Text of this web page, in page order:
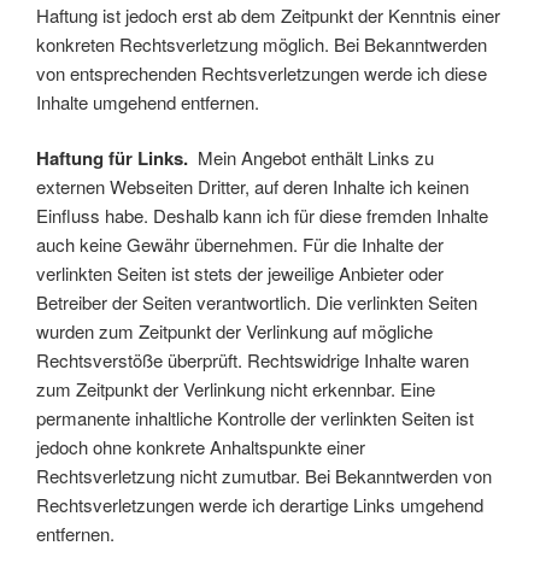
Haftung ist jedoch erst ab dem Zeitpunkt der Kenntnis einer
konkreten Rechtsverletzung möglich. Bei Bekanntwerden
von entsprechenden Rechtsverletzungen werde ich diese
Inhalte umgehend entfernen.
Haftung für Links. Mein Angebot enthält Links zu
externen Webseiten Dritter, auf deren Inhalte ich keinen
Einfluss habe. Deshalb kann ich für diese fremden Inhalte
auch keine Gewähr übernehmen. Für die Inhalte der
verlinkten Seiten ist stets der jeweilige Anbieter oder
Betreiber der Seiten verantwortlich. Die verlinkten Seiten
wurden zum Zeitpunkt der Verlinkung auf mögliche
Rechtsverstöße überprüft. Rechtswidrige Inhalte waren
zum Zeitpunkt der Verlinkung nicht erkennbar. Eine
permanente inhaltliche Kontrolle der verlinkten Seiten ist
jedoch ohne konkrete Anhaltspunkte einer
Rechtsverletzung nicht zumutbar. Bei Bekanntwerden von
Rechtsverletzungen werde ich derartige Links umgehend
entfernen.